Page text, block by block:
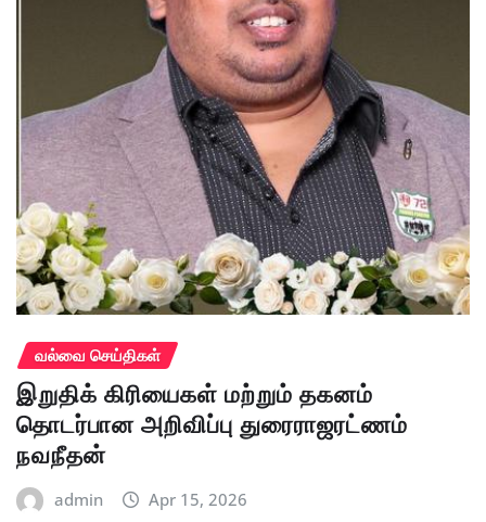
வல்வை செய்திகள்
இறுதிக் கிரியைகள் மற்றும் தகனம்
தொடர்பான அறிவிப்பு துரைராஜரட்ணம்
நவநீதன்
admin Apr 15, 2026